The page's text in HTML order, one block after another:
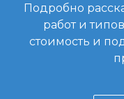
Подробно
работ и
стоимость и